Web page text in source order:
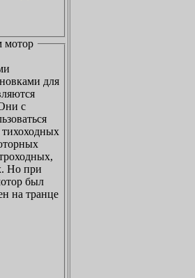
мотор
для
с
тихоходных
Но при
на транце